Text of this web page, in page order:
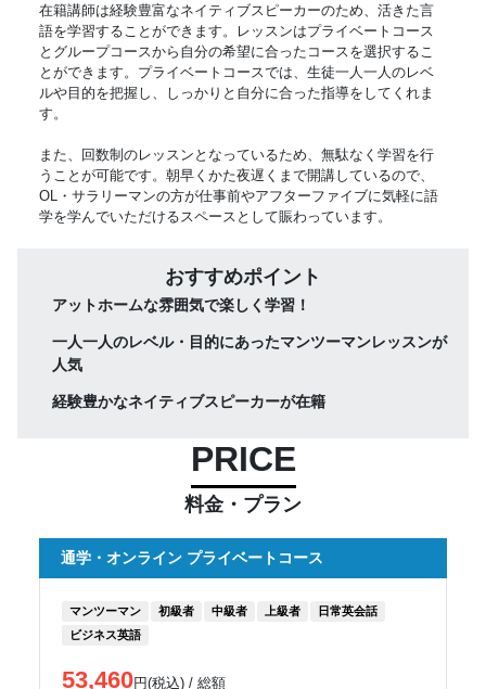
在籍講師は経験豊富なネイティブスピーカーのため、活きた言
語を学習することができます。レッスンはプライベートコース
とグループコースから自分の希望に合ったコースを選択するこ
とができます。プライベートコースでは、生徒一人一人のレベ
ルや目的を把握し、しっかりと自分に合った指導をしてくれま
す。
また、回数制のレッスンとなっているため、無駄なく学習を行
うことが可能です。朝早くかた夜遅くまで開講しているので、
OL・サラリーマンの方が仕事前やアフターファイブに気軽に語
学を学んでいただけるスペースとして賑わっています。
おすすめポイント
アットホームな雰囲気で楽しく学習！
一人一人のレベル・目的にあったマンツーマンレッスンが
人気
経験豊かなネイティブスピーカーが在籍
PRICE
料金・プラン
通学・オンライン プライベートコース
マンツーマン 初級者 中級者 上級者
日常英会話
ビジネス英語
53,460円(税込) / 総額